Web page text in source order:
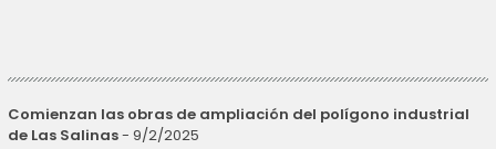
Comienzan las obras de ampliación del polígono industrial
de Las Salinas- 9/2/2025